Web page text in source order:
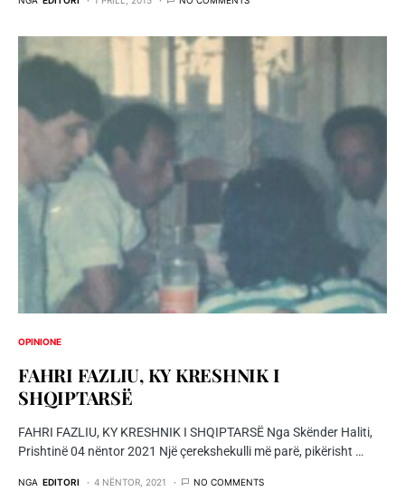
OPINIONE
FAHRI FAZLIU, KY KRESHNIK I
SHQIPTARSË
FAHRI FAZLIU, KY KRESHNIK I SHQIPTARSË Nga Skënder Haliti,
Prishtinë 04 nëntor 2021 Një çerekshekulli më parë, pikërisht …
NGA EDITORI 4 NËNTOR, 2021 NO COMMENTS